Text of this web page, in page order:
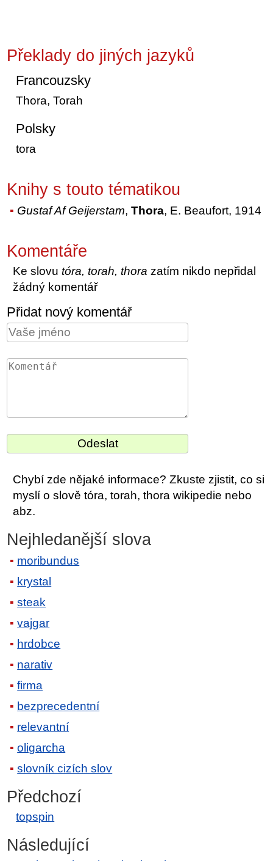
Překlady do jiných jazyků
Francouzsky
Thora, Torah
Polsky
tora
Knihy s touto tématikou
Gustaf Af Geijerstam,Thora, E. Beaufort, 1914
Komentáře
Ke slovutóra, torah, thora zatím nikdo nepřidal
žádný komentář
Přidat nový komentář
Chybí zde nějaké informace? Zkuste zjistit, co si
myslí o slově tóra, torah, thora wikipedie nebo
abz.
Nejhledanější slova
moribundus
krystal
steak
vajgar
hrdobce
narativ
firma
bezprecedentní
relevantní
oligarcha
slovník cizích slov
Předchozí
topspin
Následující